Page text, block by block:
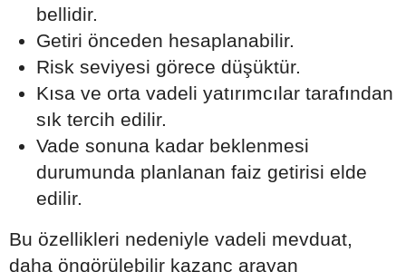
bellidir.
Getiri önceden hesaplanabilir.
Risk seviyesi görece düşüktür.
Kısa ve orta vadeli yatırımcılar tarafından
sık tercih edilir.
Vade sonuna kadar beklenmesi
durumunda planlanan faiz getirisi elde
edilir.
Bu özellikleri nedeniyle vadeli mevduat,
daha öngörülebilir kazanç arayan